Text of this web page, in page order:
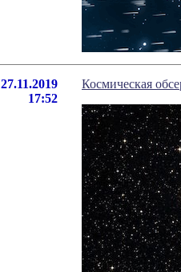
27.11.2019
17:52
Космическая